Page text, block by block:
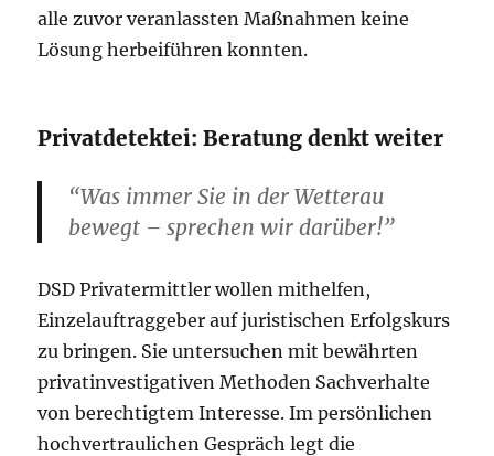
alle zuvor veranlassten Maßnahmen keine
Lösung herbeiführen konnten.
Privatdetektei: Beratung denkt weiter
“Was immer Sie in der Wetterau
bewegt – sprechen wir darüber!”
DSD Privatermittler wollen mithelfen,
Einzelauftraggeber auf juristischen Erfolgskurs
zu bringen. Sie untersuchen mit bewährten
privatinvestigativen Methoden Sachverhalte
von berechtigtem Interesse. Im persönlichen
hochvertraulichen Gespräch legt die